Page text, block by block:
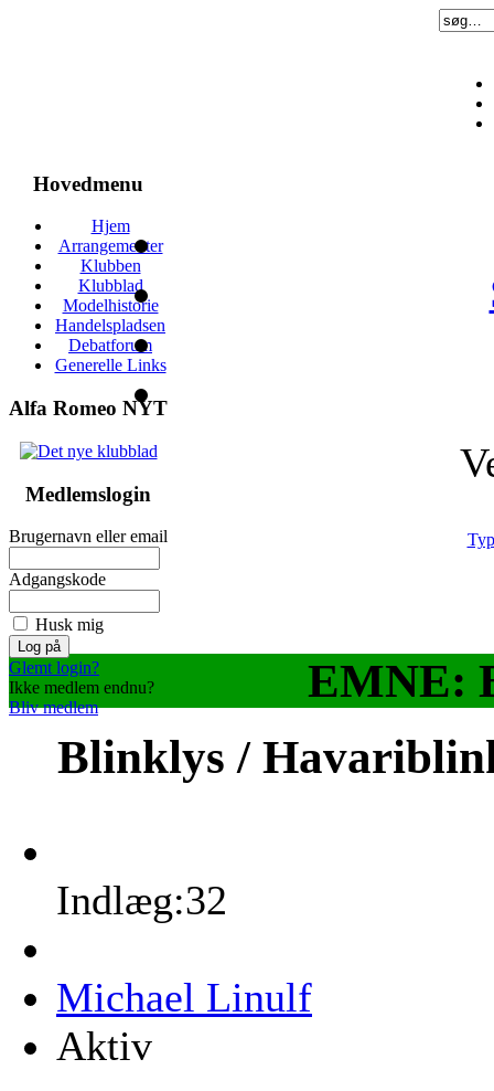
Hovedmenu
Hjem
Arrangementer
Klubben
Klubblad
Modelhistorie
Handelspladsen
Debatforum
Generelle Links
Alfa Romeo NYT
Medlemslogin
Brugernavn eller email
Adgangskode
Husk mig
Glemt login?
Ikke medlem endnu?
Bliv medlem
EMNE:
Blinklys /
Indlæg:32
Michael Linulf
Aktiv